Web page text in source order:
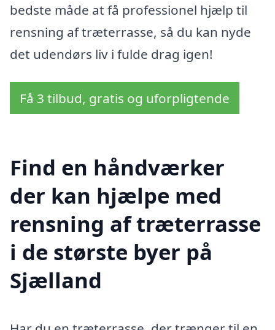
bedste måde at få professionel hjælp til
rensning af træterrasse, så du kan nyde
det udendørs liv i fulde drag igen!
Få 3 tilbud, gratis og uforpligtende
Find en håndværker
der kan hjælpe med
rensning af træterrasse
i de største byer på
Sjælland